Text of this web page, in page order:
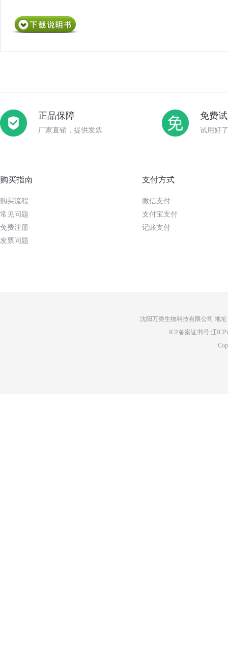
正品保障
厂家直销，提供发票
免费
试用好
购买指南
购买流程
常见问题
免费注册
发票问题
支付方式
微信支付
支付宝支付
记账支付
沈阳万类生物科技有限公司 地
ICP备案证书号:辽